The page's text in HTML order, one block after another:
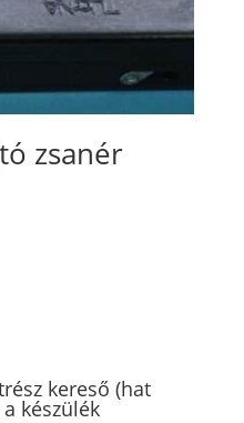
zsanér
kereső (hat
készülék